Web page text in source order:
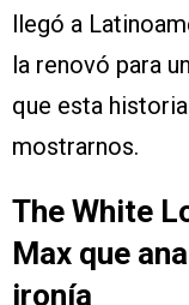
llegó a
la renovó para
que esta
mostrarnos.
The White
Max que
ironía